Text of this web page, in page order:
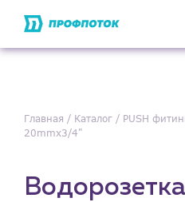
Главная Каталог PUSH
20mmx3/4"